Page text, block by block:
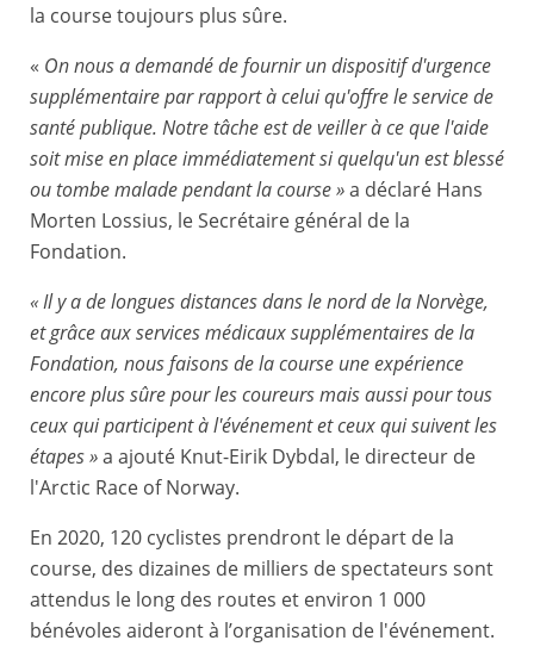
la course toujours plus sûre.
« On nous a demandé de fournir un dispositif d'urgence
supplémentaire par rapport à celui qu'offre le service de
santé publique. Notre tâche est de veiller à ce que l'aide
soit mise en place immédiatement si quelqu'un est blessé
ou tombe malade pendant la course »a déclaré Hans
Morten Lossius, le Secrétaire général de la
Fondation.
« Il y a de longues distances dans le nord de la Norvège,
et grâce aux services médicaux supplémentaires de la
Fondation, nous faisons de la course une expérience
encore plus sûre pour les coureurs mais aussi pour tous
ceux qui participent à l'événement et ceux qui suivent les
étapes »a ajouté Knut-Eirik Dybdal, le directeur de
l'Arctic Race of Norway.
En 2020, 120 cyclistes prendront le départ de la
course, des dizaines de milliers de spectateurs sont
attendus le long des routes et environ 1 000
bénévoles aideront à l’organisation de l'événement.